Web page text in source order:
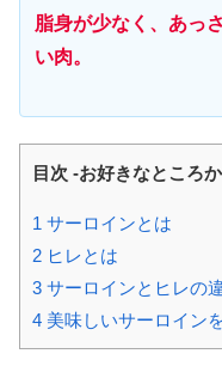
脂身が少なく、あっ
い肉。
目次 -お好きなところ
1 サーロインとは
2 ヒレとは
3 サーロインとヒレの
4 美味しいサーロイン